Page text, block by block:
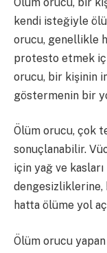
kendi isteğiyle
orucu, genellikle
protesto etmek
orucu, bir kişinin
göstermenin bir
Ölüm orucu, çok
sonuçlanabilir.
için yağ ve
dengesizliklerine,
hatta ölüme yol
Ölüm orucu